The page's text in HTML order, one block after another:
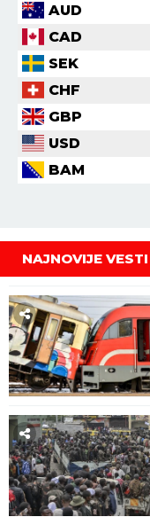
AUD
CAD
SEK
CHF
GBP
USD
BAM
NAJNOVIJE VESTI